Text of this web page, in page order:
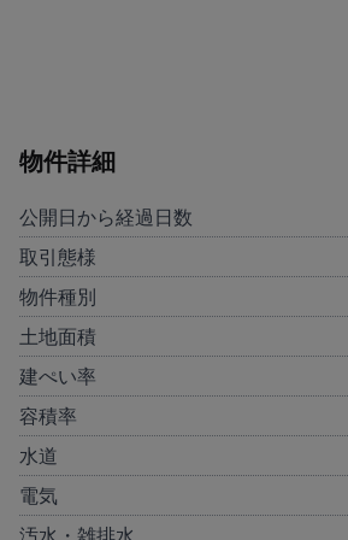
物件詳細
公開日から経過日数
取引態様
物件種別
土地面積
建ぺい率
容積率
水道
電気
汚水・雑排水